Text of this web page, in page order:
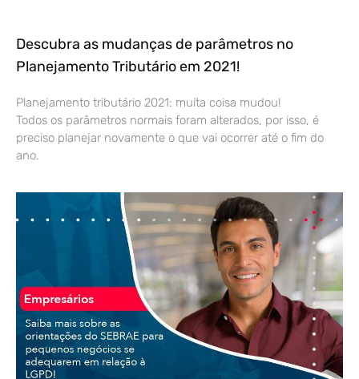
Descubra as mudanças de parâmetros no
Planejamento Tributário em 2021!
Planejamento tributário 2021: muita coisa mudou!
Todos os parâmetros normais foram alterados, por isso, é
preciso planejar novamente o que vai ocorrer até o fim do
ano.